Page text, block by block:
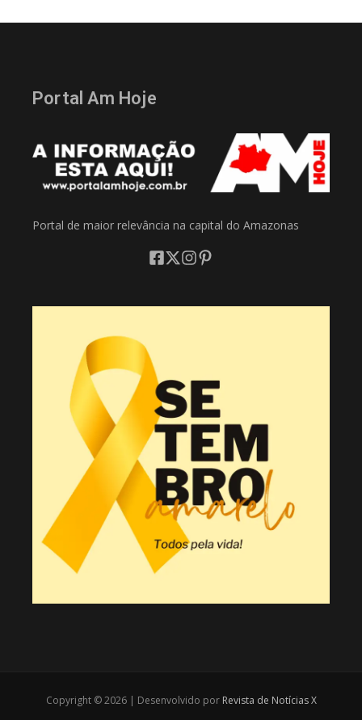
Portal Am Hoje
Portal de maior relevância na capital do Amazonas
Copyright © 2026 | Desenvolvido por Revista de Notícias X